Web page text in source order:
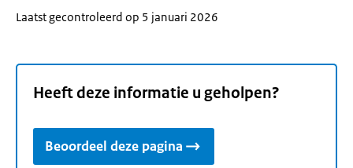
Laatst gecontroleerd op 5 januari 2026
Heeft deze informatie u geholpen?
Beoordeel deze pagina